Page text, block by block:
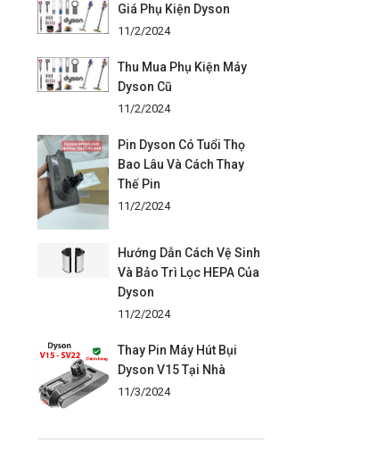
Giá Phụ Kiện Dyson
11/2/2024
Thu Mua Phụ Kiện Máy
Dyson Cũ
11/2/2024
Pin Dyson Có Tuổi Thọ
Bao Lâu Và Cách Thay
Thế Pin
11/2/2024
Hướng Dẫn Cách Vệ Sinh
Và Bảo Trì Lọc HEPA Của
Dyson
11/2/2024
Thay Pin Máy Hút Bụi
Dyson V15 Tại Nhà
11/3/2024